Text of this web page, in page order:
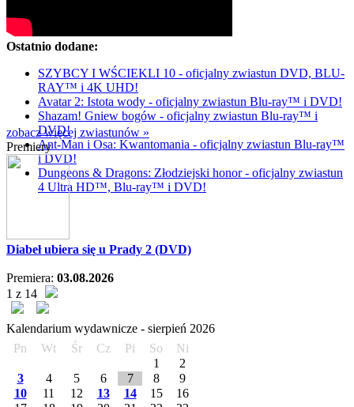
Ostatnio dodane:
SZYBCY I WŚCIEKLI 10 - oficjalny zwiastun DVD, BLU-
RAY™ i 4K UHD!
Avatar 2: Istota wody - oficjalny zwiastun Blu-ray™ i DVD!
Shazam! Gniew bogów - oficjalny zwiastun Blu-ray™ i
DVD!
Ant-Man i Osa: Kwantomania - oficjalny zwiastun Blu-ray™
i DVD!
Dungeons & Dragons: Złodziejski honor - oficjalny zwiastun
4 Ultra HD™, Blu-ray™ i DVD!
zobacz więcej zwiastunów »
Premiery
Diabeł ubiera się u Prady 2 (DVD)
Premiera: 03.08.2026
1 z 14
Kalendarium wydawnicze - sierpień 2026
Pn
Wt Śr Cz Pi So
Ni
1
2
3
4 5 6 7 8
9
10
11 12 13 14 15
16